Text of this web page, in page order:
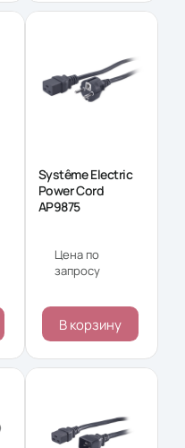
Systême Electric
Power Cord
AP9875
Цена по
запросу
В корзину